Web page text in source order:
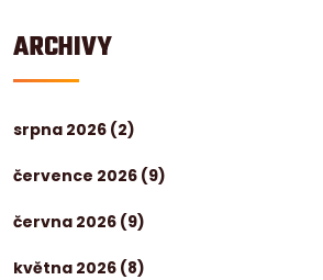
ARCHIVY
srpna 2026 (2)
července 2026 (9)
června 2026 (9)
května 2026 (8)